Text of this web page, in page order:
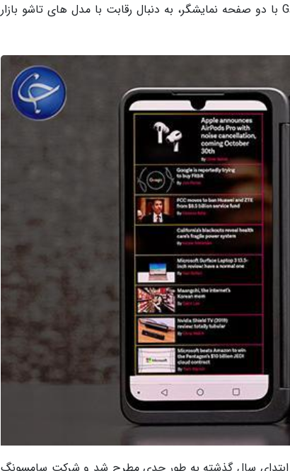
به گزارش مجله هاستفا، ال جی با عرضه پرچمدار G8X ThinQ با دو صفحه نمایشگر، به دنبال رقابت با مدل های تاشو بازار